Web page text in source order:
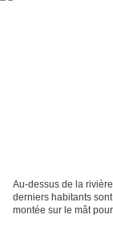
Au-dessus de la
derniers habitants
montée sur le mât